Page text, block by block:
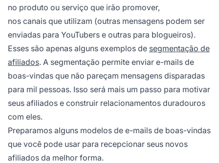
no produto ou serviço que irão promover,
nos canais que utilizam (outras mensagens podem ser
enviadas para YouTubers e outras para blogueiros).
Esses são apenas alguns exemplos de segmentação de
afiliados. A segmentação permite enviar e-mails de
boas-vindas que não pareçam mensagens disparadas
para mil pessoas. Isso será mais um passo para motivar
seus afiliados e construir relacionamentos duradouros
com eles.
Preparamos alguns modelos de e-mails de boas-vindas
que você pode usar para recepcionar seus novos
afiliados da melhor forma.